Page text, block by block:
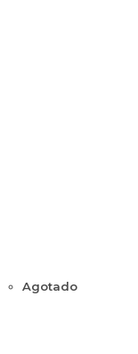
Agotado